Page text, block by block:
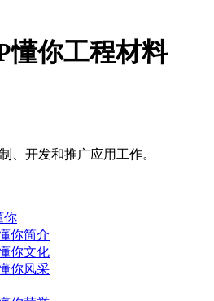
懂你工程材料
开发和推广应用工作。
你
你简介
你文化
你风采